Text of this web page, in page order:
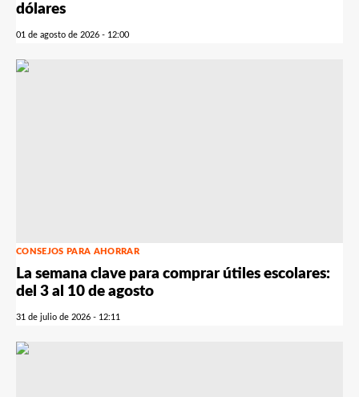
dólares
01 de agosto de 2026 - 12:00
CONSEJOS PARA AHORRAR
La semana clave para comprar útiles escolares:
del 3 al 10 de agosto
31 de julio de 2026 - 12:11